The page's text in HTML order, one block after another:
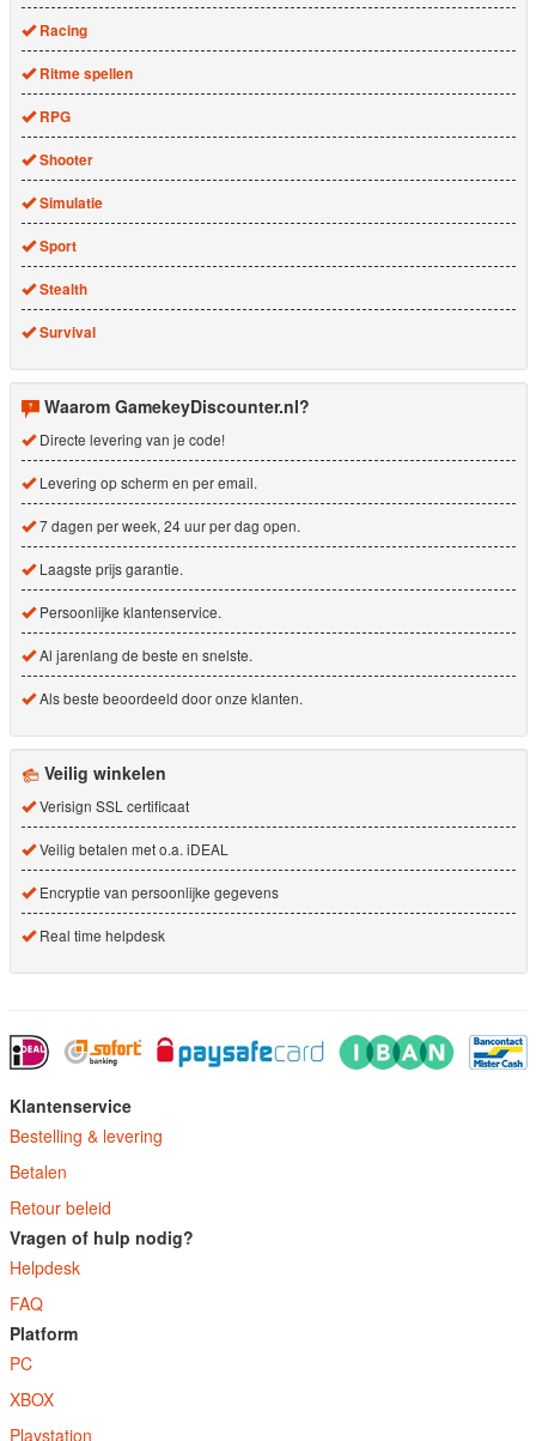
Racing
Ritme spellen
RPG
Shooter
Simulatie
Sport
Stealth
Survival
Waarom GamekeyDiscounter.nl?
Directe levering van je code!
Levering op scherm en per email.
7 dagen per week, 24 uur per dag open.
Laagste prijs garantie.
Persoonlijke klantenservice.
Al jarenlang de beste en snelste.
Als beste beoordeeld door onze klanten.
Veilig winkelen
Verisign SSL certificaat
Veilig betalen met o.a. iDEAL
Encryptie van persoonlijke gegevens
Real time helpdesk
Klantenservice
Bestelling & levering
Betalen
Retour beleid
Vragen of hulp nodig?
Helpdesk
FAQ
Platform
PC
XBOX
Playstation